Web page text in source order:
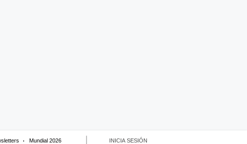
Mundial 2026 INICIA SESIÓN